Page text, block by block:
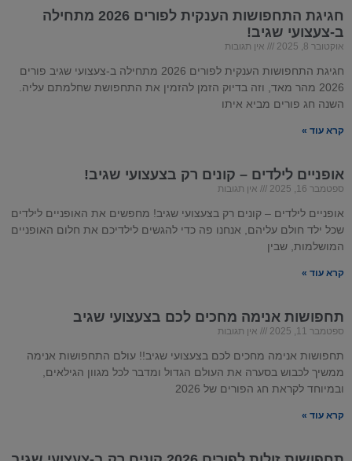
חגיגת התחפושות הענקית לפורים 2026 מתחילה
ב-צעצועי שגיב!
אוקטובר 8, 2025 אין תגובות
חגיגת התחפושות הענקית לפורים 2026 מתחילה ב-צעצועי שגיב פורים
2026 מהר מאד, וזה בדיוק הזמן להזמין את התחפושת שחלמתם עליה.
השנה חג פורים מביא איתו
קרא עוד »
אופניים לילדים – קונים רק בצעצועי שגיב!
ספטמבר 16, 2025 אין תגובות
אופניים לילדים – קונים רק בצעצועי שגיב! מחפשים את האופניים לילדים
שכל ילד חולם עליהם, אנחנו פה כדי להגשים לילדיכם את חלום האופניים
המושלמות, שבין
קרא עוד »
תחפושות אנימה מחכים לכם בצעצועי שגיב
ספטמבר 11, 2025 אין תגובות
תחפושות אנימה מחכים לכם בצעצועי שגיב!! עולם התחפושות אנימה
ממשיך לכבוש בסערה את העולם הגדול ומדבר לכל מגוון הגילאים,
ובמיוחד לקראת חג הפורים של 2026
קרא עוד »